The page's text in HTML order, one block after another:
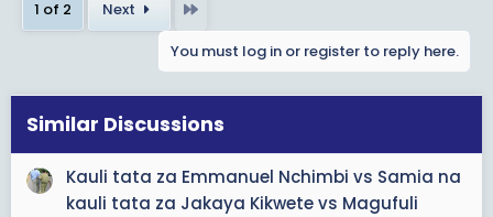
anaemfuata Samia ni Kikwete, ambae yuko karibu na
Samia na anatajwa pia kama mnufaika wa urais wa
yoyote ya kukemea, kulaani na kuahidi kushughulikia
rushwa na ufisadi nchini. Kuna mtu anasema hotuba kali
kuliko zote alizotoa kuhusu kukemea rushwa na ufisadi
ni ele aliyosema msichote sana hadi kuvimbiwa!
1 of 2 Next
You must log in or register to reply here.
Similar Discussions
Kauli tata za Emmanuel Nchimbi vs Samia na
kauli tata za Jakaya Kikwete vs Magufuli